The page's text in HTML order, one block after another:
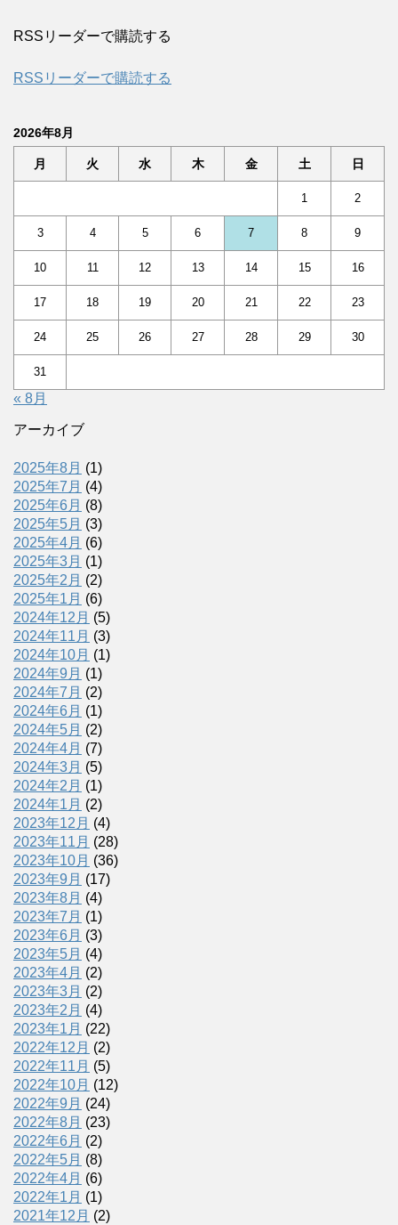
RSSリーダーで購読する
RSSリーダーで購読する
2026年8月
月 火 水 木 金 土 日
1 2
3 4 5 6 7 8 9
10 11 12 13 14 15 16
17 18 19 20 21 22 23
24 25 26 27 28 29 30
31
« 8月
アーカイブ
2025年8月 (1)
2025年7月 (4)
2025年6月 (8)
2025年5月 (3)
2025年4月 (6)
2025年3月 (1)
2025年2月 (2)
2025年1月 (6)
2024年12月 (5)
2024年11月 (3)
2024年10月 (1)
2024年9月 (1)
2024年7月 (2)
2024年6月 (1)
2024年5月 (2)
2024年4月 (7)
2024年3月 (5)
2024年2月 (1)
2024年1月 (2)
2023年12月 (4)
2023年11月 (28)
2023年10月 (36)
2023年9月 (17)
2023年8月 (4)
2023年7月 (1)
2023年6月 (3)
2023年5月 (4)
2023年4月 (2)
2023年3月 (2)
2023年2月 (4)
2023年1月 (22)
2022年12月 (2)
2022年11月 (5)
2022年10月 (12)
2022年9月 (24)
2022年8月 (23)
2022年6月 (2)
2022年5月 (8)
2022年4月 (6)
2022年1月 (1)
2021年12月 (2)